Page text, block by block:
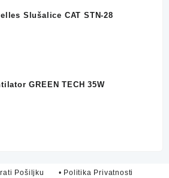
Slušalice CAT STN-28
GREEN TECH 35W
Pošiljku • Politika Privatnosti